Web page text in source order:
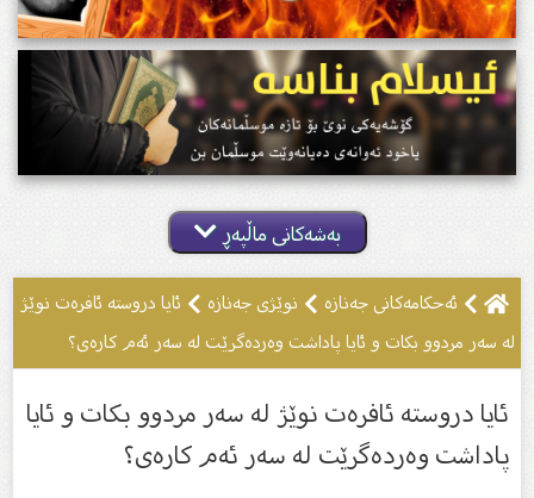
بەشەکانی ماڵپەڕ
ئه‌حكامه‌كانى جه‌نازه‌ نوێژى جەنازە
ئایا دروستە ئافرەت نوێژ
لە سەر مردوو بکات و ئایا پاداشت وەردەگرێت لە سەر ئەم کارەی؟
ئایا دروستە ئافرەت نوێژ لە سەر مردوو بکات و ئایا
پاداشت وەردەگرێت لە سەر ئەم کارەی؟